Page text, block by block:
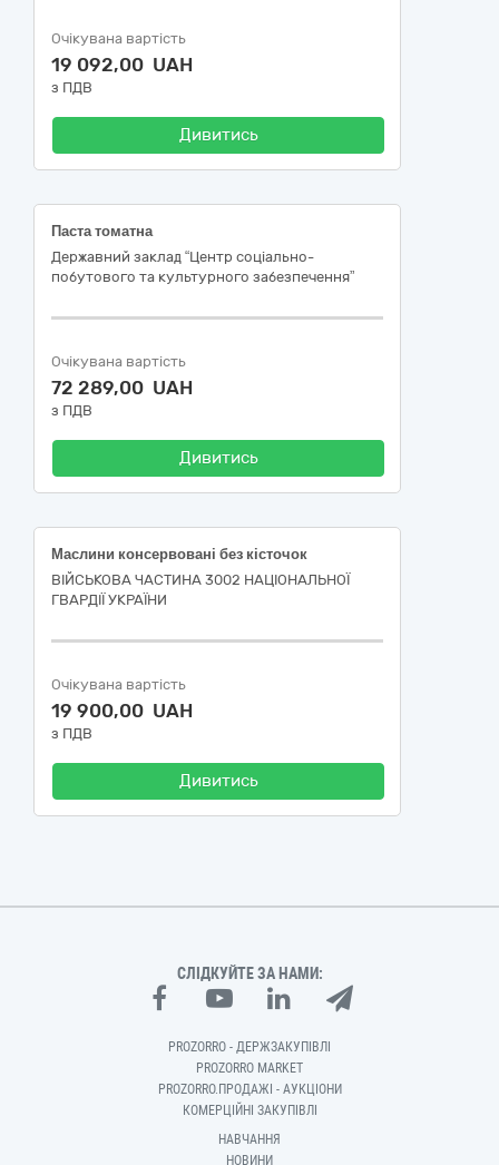
Очікувана вартість
19 092,00 UAH
з ПДВ
Дивитись
Паста томатна
Державний заклад “Центр соціально-
побутового та культурного забезпечення”
Очікувана вартість
72 289,00 UAH
з ПДВ
Дивитись
Маслини консервовані без кісточок
ВІЙСЬКОВА ЧАСТИНА 3002 НАЦІОНАЛЬНОЇ
ГВАРДІЇ УКРАЇНИ
Очікувана вартість
19 900,00 UAH
з ПДВ
Дивитись
СЛІДКУЙТЕ ЗА НАМИ:
PROZORRO - ДЕРЖЗАКУПІВЛІ
PROZORRO MARKET
PROZORRO.ПРОДАЖІ - АУКЦІОНИ
КОМЕРЦІЙНІ ЗАКУПІВЛІ
НАВЧАННЯ
НОВИНИ